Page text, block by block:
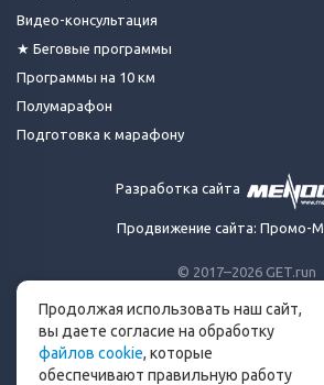
© 2017–2026 GET.run
Сделано с ❤ бегунами
для бегунов
Телеграм-канал
Видео-консультация
★ Беговые программы
Программы на 10 км
Полумарафон
Подготовка к марафону
Разработка сайта
Продвижение сайта: Промо-
Продолжая использовать наш сайт,
вы даете согласие на обработку
файлов cookie, которые
обеспечивают правильную работу